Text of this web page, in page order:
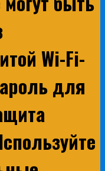
Wi-Fi-
для